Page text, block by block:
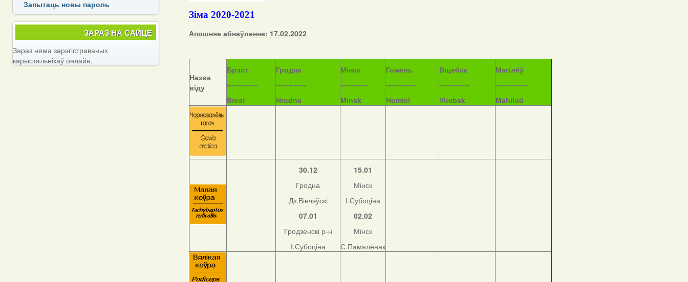
Зіма 2020-2021
Апошняе абнаўленне: 17.02.2022
Назва
віду
Брэст
------------
Brest
Гродна
------------
Hrodna
Мінск
-----------
Minsk
Гомель
------------
Homiel
Віцебск
------------
Vitebsk
Магілёў
-------------
Mahiloŭ
30.12
Гродна
Дз.Вінчэўскі
07.01
Гродзенскі р-н
І.Субоціна
15.01
Мінск
І.Субоціна
02.02
Мінск
С.Памялёнак
Запытаць новы пароль
ЗАРАЗ НА САЙЦЕ
Зараз няма зарэгістраваных
карыстальнікаў онлайн.